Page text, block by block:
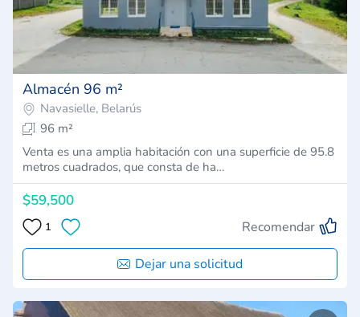
Almacén 96 m²
Navasielle, Belarús
96 m²
Venta es una amplia habitación con una superficie de 95.8
metros cuadrados, que consta de ha…
$59,500
1 Recomendar
Dejar una solicitud